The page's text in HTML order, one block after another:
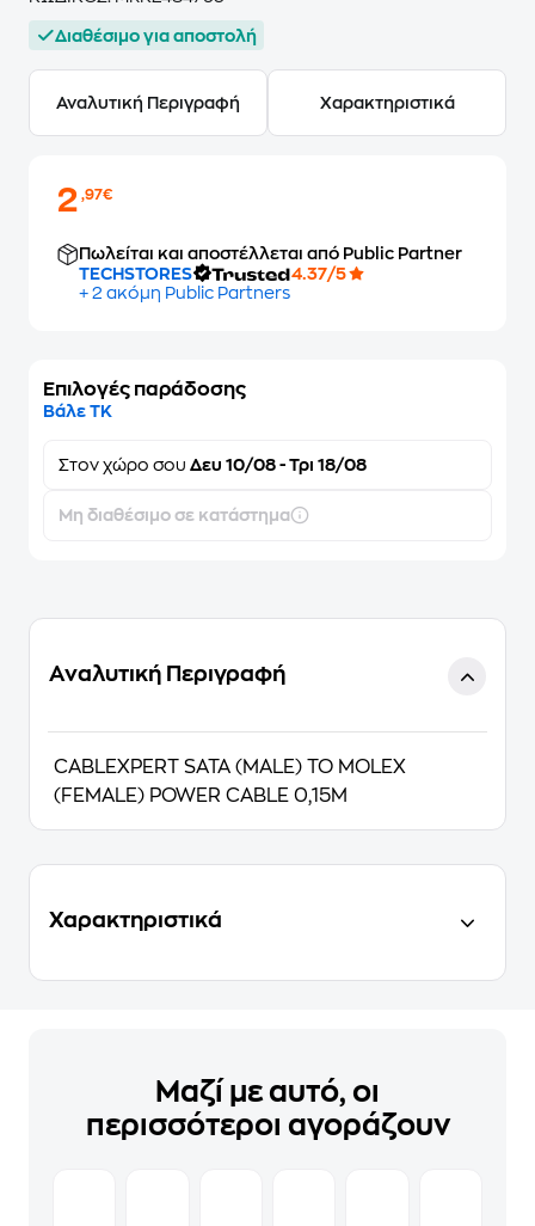
Διαθέσιμο για αποστολή
Αναλυτική Περιγραφή Χαρακτηριστικά
2,97€
Πωλείται και αποστέλλεται από Public Partner
TECHSTORES
4.37/5
+ 2 ακόμη Public Partners
Επιλογές παράδοσης
Βάλε ΤΚ
Στον χώρο σου Δευ 10/08 - Τρι 18/08
Μη διαθέσιμο σε κατάστημα
Αναλυτική Περιγραφή
CABLEXPERT SATA (MALE) TO MOLEX
(FEMALE) POWER CABLE 0,15M
Χαρακτηριστικά
Μαζί με αυτό, οι
περισσότεροι αγοράζουν